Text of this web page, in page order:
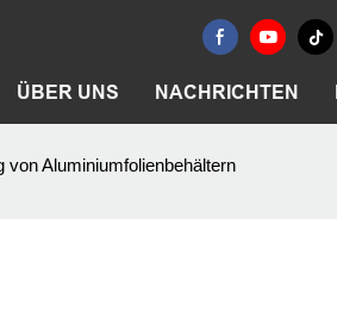
ÜBER UNS NACHRICHTEN
von Aluminiumfolienbehältern